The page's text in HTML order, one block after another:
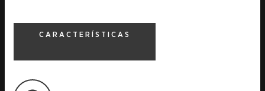
CARACTERÍSTICAS